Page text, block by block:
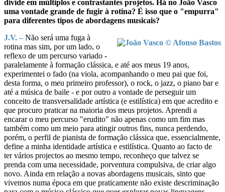
divide em múltiplos e contrastantes projetos. Há no João Vasco
uma vontade grande de fugir à rotina? É isso que o "empurra"
para diferentes tipos de abordagens musicais?
J.V. – Não será uma fuga à
rotina mas sim, por um lado, o
reflexo de um percurso variado -
paralelamente à formação clássica, e até aos meus 19 anos,
experimentei o fado (na viola, acompanhando o meu pai que foi,
desta forma, o meu primeiro professor), o rock, o jazz, o piano bar e
até a música de baile - e por outro a vontade de perseguir um
conceito de transversalidade artística (e estilística) em que acredito e
que procuro praticar na maioria dos meus projetos. Aprendi a
encarar o meu percurso "erudito" não apenas como um fim mas
também como um meio para atingir outros fins, nunca perdendo,
porém, o perfil de pianista de formação clássica que, essencialmente,
define a minha identidade artística e estilística. Quanto ao facto de
ter vários projectos ao mesmo tempo, reconheço que talvez se
prenda com uma necessidade, porventura compulsiva, de criar algo
novo. Ainda em relação a novas abordagens musicais, sinto que
vivemos numa época em que praticamente não existe descriminação